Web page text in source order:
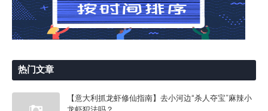
热门文章
【意大利抓龙虾修仙指南】去小河边“杀人夺宝”麻辣小